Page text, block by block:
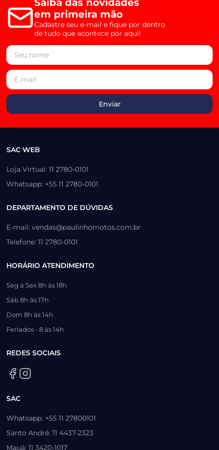
Saiba das novidades
em primeira mão
Cadastre seu e-mail e fique por dentro
de tudo que acontece por aqui!
SAC WEB
Loja Virtual: 11 2780-0101
Whatsapp: +55 11 2780-0101
DEPARTAMENTO DE DÚVIDAS
E-mail: vendas@paulinhomotos.com.br
Telefone: 11 2780-0101
HORÁRIO ATENDIMENTO
Seg à Sex 8h às 18h
Sáb 8h às 17h
Dom 8h às 14h
Feriados - 8 às 14h
REDES SOCIAIS
SAC
Whatsapp: +55 11 27800101
Santo André: 11 4437-2323
Mauá: 11 3420-1017